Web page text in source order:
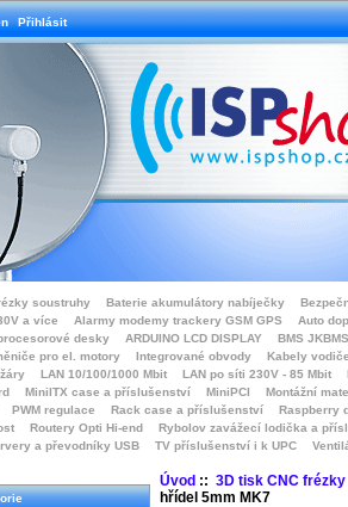
Přihlásit
soustruhy Baterie akumulátory nabíječky
a více
Alarmy modemy trackery GSM GPS
Auto
desky
ARDUINO LCD DISPLAY
BMS
pro el. motory
Integrované obvody
Kabely
LAN 10/100/1000 Mbit LAN po síti 230V - 85 Mbit
MiniITX case a příslušenství MiniPCI
Montážní
PWM regulace Rack case a příslušenství
Raspberry
Routery Opti Hi-end
Rybolov zavážecí lodička a přísl
a převodníky USB
TV příslušenství i k UPC
Úvod:: 3D tisk CNC
hřídel 5mm MK7